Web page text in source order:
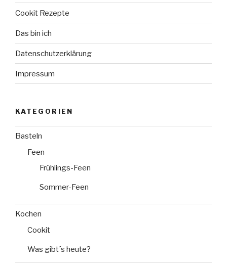
Bosch“
Cookit Rezepte
Das bin ich
Datenschutzerklärung
Impressum
KATEGORIEN
Basteln
Feen
Frühlings-Feen
Sommer-Feen
Kochen
Cookit
Was gibt´s heute?